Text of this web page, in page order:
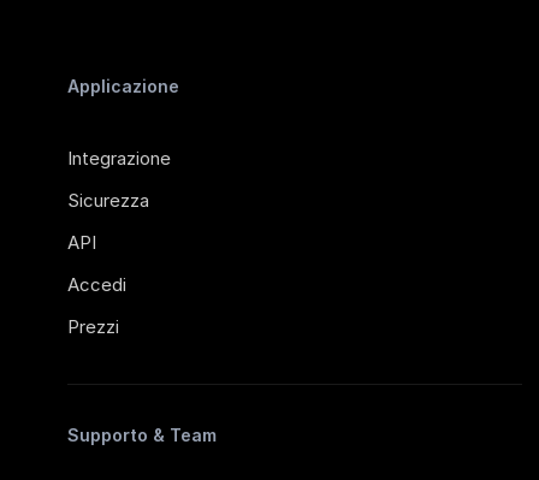
Applicazione
Integrazione
Sicurezza
API
Accedi
Prezzi
Supporto & Team